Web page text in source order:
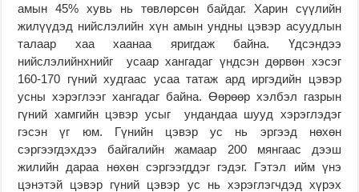
амын 45% хувь нь төвлөрсөн байдаг. Харин сүүлийн
жилүүдэд нийслэлийн хүн амын ундны цэвэр асуудлын
талаар хаа хаанаа яригдаж байна. Үдсэндээ
нийслэлийнхнийг усаар хангадаг үндсэн дөрвөн хэсэг
160-170 гүний худгаас усаа татаж ард иргэдийн цэвэр
усны хэрэглээг хангадаг байна. Өөрөөр хэлбэл газрын
гүний хамгийн цэвэр усыг ундандаа шууд хэрэглэдэг
гэсэн үг юм. Гүнийн цэвэр ус нь эргээд нөхөн
сэргээгдэхдээ байгалийн жамаар 200 мянгаас дээш
жилийн дараа нөхөн сэргээгддэг гэдэг. Гэтэл ийм үнэ
цэнэтэй цэвэр гүний цэвэр ус нь хэрэглэгчдэд хүрэх